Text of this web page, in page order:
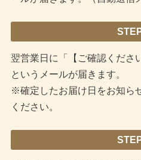
翌営業日に「【ご確認くださ
というメールが届きます。
※確定したお届け日をお知ら
ください。